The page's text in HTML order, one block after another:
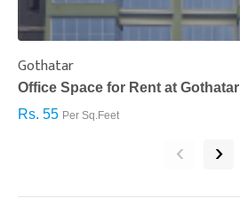
Gothatar
Office Space for Rent at Gothatar
Rs. 55 Per Sq.Feet
‹ ›